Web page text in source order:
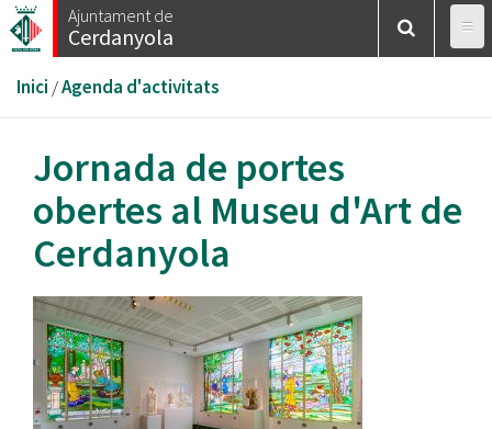
Vés
al
Ajuntament de
Cerdanyola
Esteu
aquí
Inici /Agenda d'activitats
Jornada de portes
obertes al Museu d'Art de
Cerdanyola